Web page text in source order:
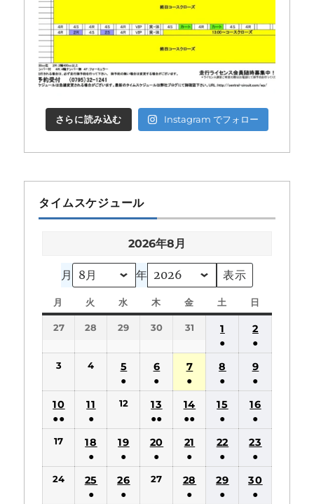
さらに読み込む Instagram でフォロー
タイムスケジュール
2026年8月
月 年
月
曜
日
火
曜
日
水
曜
日
木
曜
日
金
曜
土
曜
日
曜
27 28 29 30 31
1
●
(1
件
の
イ
ベ
ン
ト)
2
●
(1
件
の
イ
ベ
ン
ト)
3 4
5
●
(1
の
イ
ベ
ン
ト)
6
●
(1
件
の
イ
ベ
ン
7
●
(1
件
の
イ
ベ
ン
ト)
8
●
(1
件
の
イ
ベ
ン
ト)
9
●
(1
件
の
イ
ベ
ン
ト)
10
●●
(2
の
イ
11
●
(1
件
の
イ
ベ
12
13
●●
(2
件
の
イ
14
●●
(2
件
の
イ
ベ
15
●
(1
件
の
イ
ベ
16
●
(1
件
の
イ
ベ
17
18
●
(1
件
19
●
(1
件
20
●
(1
21
●
(1
件
22
●
(1
件
23
●
(1
件
24
25
●
26
●
27
28
●
29
●
30
●